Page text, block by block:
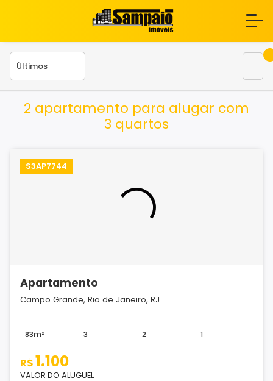
2 apartamento para alugar com
3 quartos
S3AP7744
Apartamento
Campo Grande, Rio de Janeiro, RJ
83m² 3 2 1
R$1.100
VALOR DO ALUGUEL